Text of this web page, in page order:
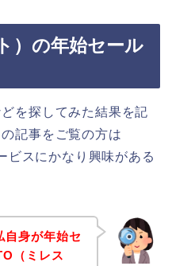
）の年始セール
を探してみた結果を記
記事をご覧の方は
ビスにかなり興味がある
自身が年始セ
（ミレス